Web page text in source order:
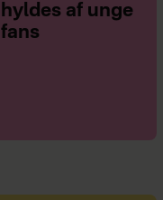
hyldes af unge
fans